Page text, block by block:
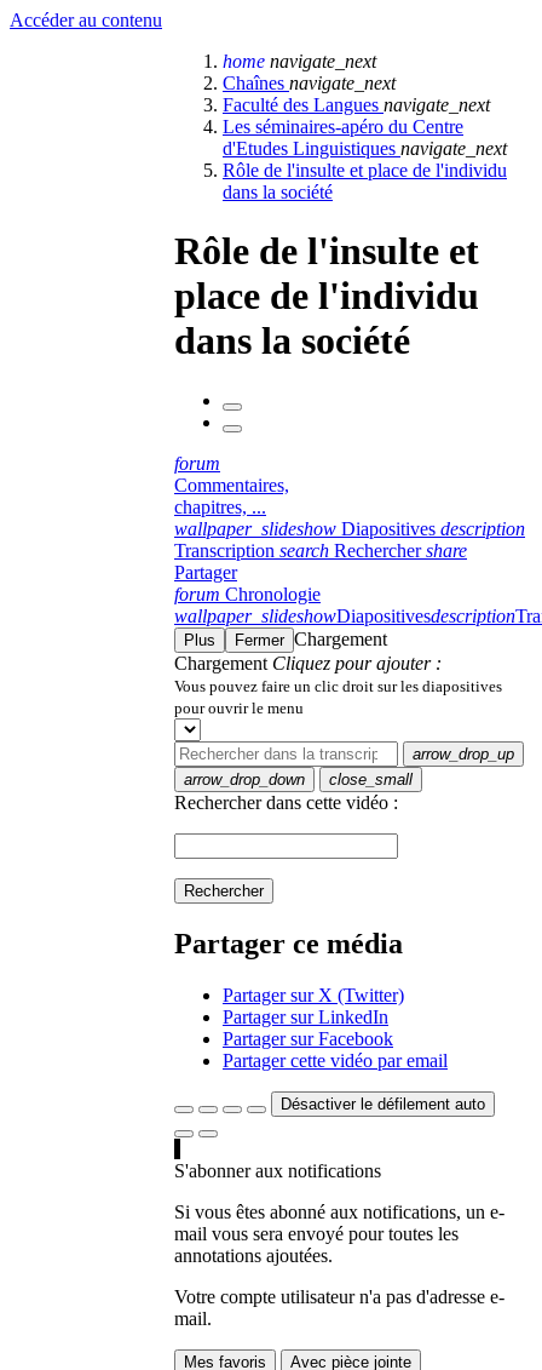
Accéder au contenu
home navigate_next
Chaînes navigate_next
Faculté des Langues navigate_next
Les séminaires-apéro du Centre
d'Etudes Linguistiques navigate_next
Rôle de l'insulte et place de l'individu
dans la société
Rôle de l'insulte et
place de l'individu
dans la société
forum
Commentaires,
chapitres, ...
wallpaper_slideshow Diapositives description
Transcription search Rechercher share
Partager
forum Chronologie
wallpaper_slideshowDiapositivesdescription
Plus Fermer Chargement
Chargement Cliquez pour ajouter :
Vous pouvez faire un clic droit sur les diapositives
pour ouvrir le menu
arrow_drop_up
arrow_drop_down
close_small
Rechercher dans cette vidéo :
Rechercher
Partager ce média
Partager sur X (Twitter)
Partager sur LinkedIn
Partager sur Facebook
Partager cette vidéo par email
Désactiver le défilement auto
S'abonner aux notifications
Si vous êtes abonné aux notifications, un e-
mail vous sera envoyé pour toutes les
annotations ajoutées.
Votre compte utilisateur n'a pas d'adresse e-
mail.
Mes favoris
Avec pièce jointe